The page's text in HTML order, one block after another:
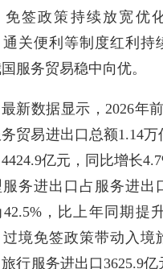
免签政策持续放宽优
通关便利等制度红利持
服务贸易稳中向优。
最新数据显示，2026年
务贸易进出口总额1.14万
亿元，同比增长
务进出口占服务进出
，比上年同期提
过境免签政策带动入境
行服务进出口3625.9亿